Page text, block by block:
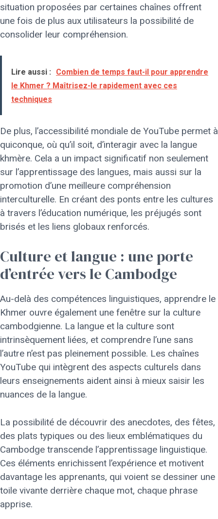
situation proposées par certaines chaînes offrent
une fois de plus aux utilisateurs la possibilité de
consolider leur compréhension.
Lire aussi :
Combien de temps faut-il pour apprendre
le Khmer ? Maîtrisez-le rapidement avec ces
techniques
De plus, l’accessibilité mondiale de YouTube permet à
quiconque, où qu’il soit, d’interagir avec la langue
khmère. Cela a un impact significatif non seulement
sur l’apprentissage des langues, mais aussi sur la
promotion d’une meilleure compréhension
interculturelle. En créant des ponts entre les cultures
à travers l’éducation numérique, les préjugés sont
brisés et les liens globaux renforcés.
Culture et langue : une porte
d’entrée vers le Cambodge
Au-delà des compétences linguistiques, apprendre le
Khmer ouvre également une fenêtre sur la culture
cambodgienne. La langue et la culture sont
intrinsèquement liées, et comprendre l’une sans
l’autre n’est pas pleinement possible. Les chaînes
YouTube qui intègrent des aspects culturels dans
leurs enseignements aident ainsi à mieux saisir les
nuances de la langue.
La possibilité de découvrir des anecdotes, des fêtes,
des plats typiques ou des lieux emblématiques du
Cambodge transcende l’apprentissage linguistique.
Ces éléments enrichissent l’expérience et motivent
davantage les apprenants, qui voient se dessiner une
toile vivante derrière chaque mot, chaque phrase
apprise.